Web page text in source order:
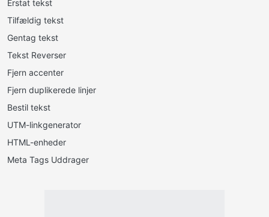
Erstat tekst
Tilfældig tekst
Gentag tekst
Tekst Reverser
Fjern accenter
Fjern duplikerede linjer
Bestil tekst
UTM-linkgenerator
HTML-enheder
Meta Tags Uddrager